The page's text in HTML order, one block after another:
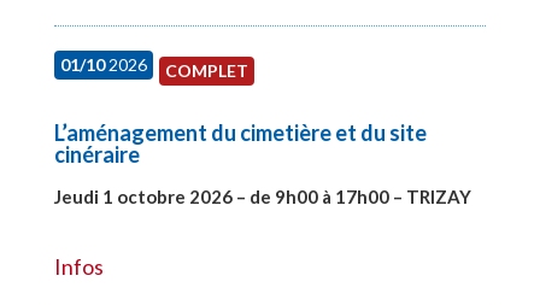
01/102026 COMPLET
L’aménagement du cimetière et du site
cinéraire
Jeudi 1 octobre 2026 – de 9h00 à 17h00 – TRIZAY
Infos